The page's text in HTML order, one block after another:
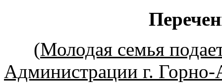
(Молодая семья
Администрации г. Горно-